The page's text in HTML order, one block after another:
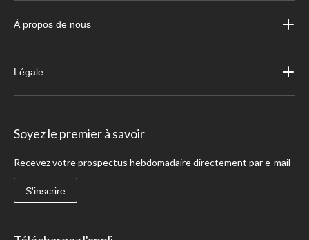
À propos de nous
Légale
Soyez le premier à savoir
Recevez votre prospectus hebdomadaire directement par e-mail
S'inscrire